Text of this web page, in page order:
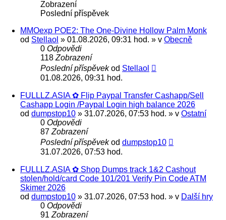
Zobrazení
Poslední příspěvek
MMOexp POE2: The One-Divine Hollow Palm Monk
od Stellaol » 01.08.2026, 09:31 hod. » v Obecně
0 Odpovědi
118 Zobrazení
Poslední příspěvekod Stellaol
01.08.2026, 09:31 hod.
FULLLZ.ASIA ✿ Flip Paypal Transfer Cashapp/Sell
Cashapp Login /Paypal Login high balance 2026
od dumpstop10 » 31.07.2026, 07:53 hod. » v Ostatní
0 Odpovědi
87 Zobrazení
Poslední příspěvekod dumpstop10
31.07.2026, 07:53 hod.
FULLLZ.ASIA ✿ Shop Dumps track 1&2 Cashout
stolen/hold/card Code 101/201 Verify Pin Code ATM
Skimer 2026
od dumpstop10 » 31.07.2026, 07:53 hod. » v Další hry
0 Odpovědi
91 Zobrazení